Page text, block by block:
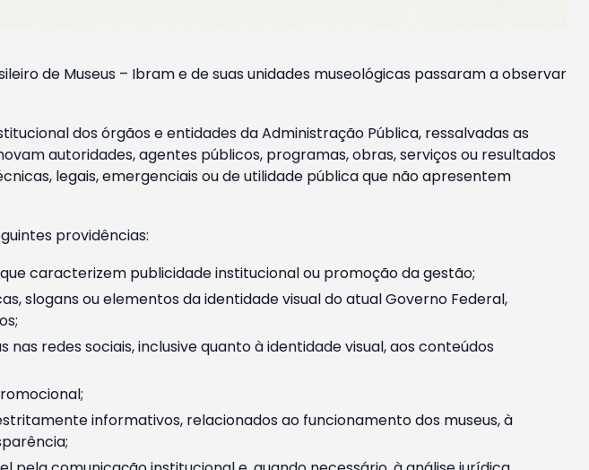
de Museus – Ibram e de suas unidades museológicas passaram a observar
dos órgãos e entidades da Administração Pública, ressalvadas as
autoridades, agentes públicos, programas, obras, serviços ou resultados
legais, emergenciais ou de utilidade pública que não apresentem
providências:
caracterizem publicidade institucional ou promoção da gestão;
slogans ou elementos da identidade visual do atual Governo Federal,
redes sociais, inclusive quanto à identidade visual, aos conteúdos
informativos, relacionados ao funcionamento dos museus, à